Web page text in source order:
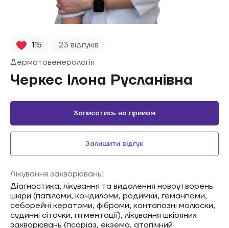
Дерматовенерологія
Черкес Ілона Русланівна
115 23 відгуків
Записатись на прийом
Залишити відгук
Лікування захворювань:
Діагностика, лікування та видалення новоутворень
шкіри (папіломи, кондиломи, родимки, гемангіоми,
себорейні кератоми, фіброми, контагіозні молюски,
судинні сіточки, пігментації), лікування шкіряних
захворювань (псоріаз, екзема, атопічний